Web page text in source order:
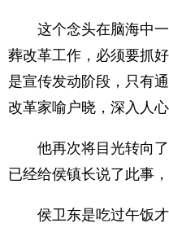
这个念头在脑海中一
葬改革工作，必须要抓
是宣传发动阶段，只有
改革家喻户晓，深入人
他再次将目光转向了
已经给侯镇长说了此事
侯卫东是吃过午饭才